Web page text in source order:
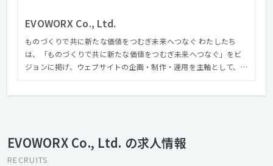
EVOWORX Co., Ltd.
ものづくりで共に新たな価値をつむぎ未来へつなぐ わたしたち
は、「ものづくりで共に新たな価値をつむぎ未来へつなぐ」をビ
ジョンに掲げ、ウェブサイトの企画・制作・運用を主軸として、コ
活動、業界の垣根を超えて、多種多様のパートナーとの協業によ
り、高い次元でのコミュニケーションデザインを遂行できる体制
EVOWORX Co., Ltd. の求人情報
RECRUITS